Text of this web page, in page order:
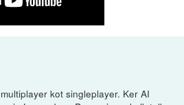
kot singleplayer. Ker AI